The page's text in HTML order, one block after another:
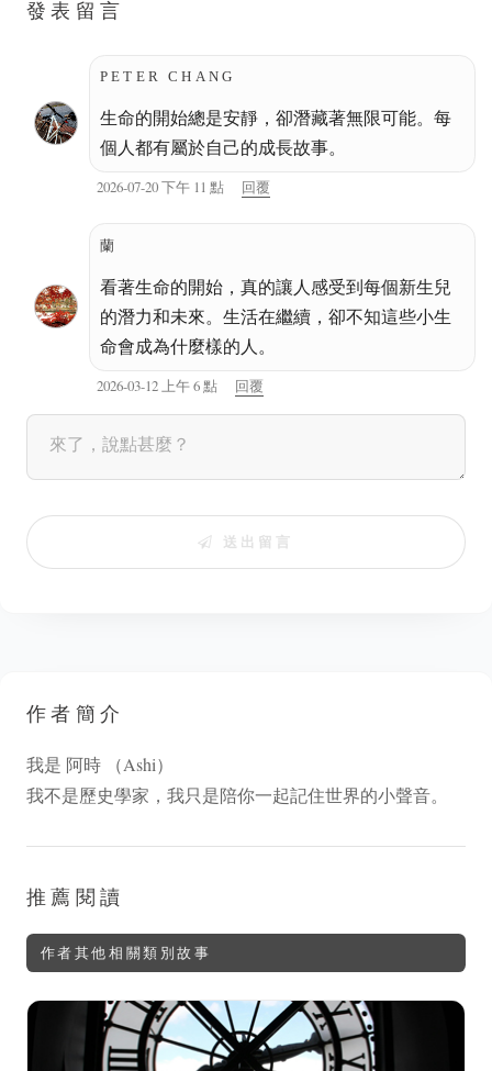
發表留言
PETER CHANG
生命的開始總是安靜，卻潛藏著無限可能。每
個人都有屬於自己的成長故事。
2026-07-20 下午 11 點 回覆
蘭
看著生命的開始，真的讓人感受到每個新生兒
的潛力和未來。生活在繼續，卻不知這些小生
命會成為什麼樣的人。
2026-03-12 上午 6 點 回覆
送出留言
作者簡介
我是 阿時 （Ashi）
我不是歷史學家，我只是陪你一起記住世界的小聲音。
推薦閱讀
作者其他相關類別故事